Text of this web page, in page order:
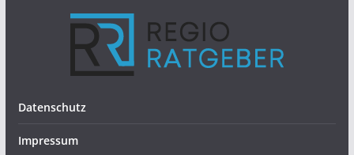
Datenschutz
Impressum